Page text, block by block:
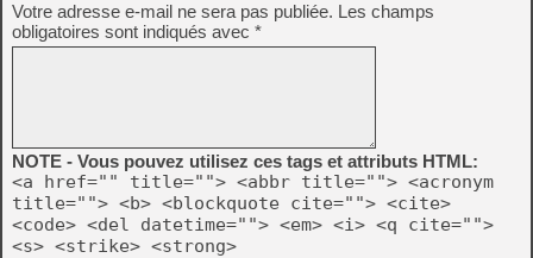
Votre adresse e-mail ne sera pas publiée. Les champs
obligatoires sont indiqués avec *
NOTE - Vous pouvez utilisez ces tags et attributs HTML:
<a href="" title=""> <abbr title=""> <acronym
title=""> <b> <blockquote cite=""> <cite>
<code> <del datetime=""> <em> <i> <q cite="">
<s> <strike> <strong>